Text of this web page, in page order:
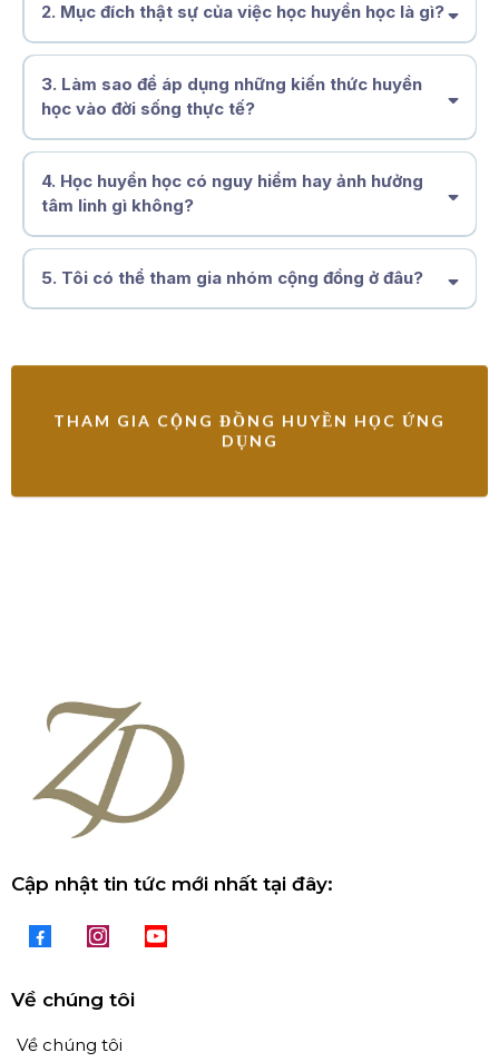
hiểu mình, hiểu
thời vận và ra quyết định đúng lúc, đúng cách.
2. Mục đích thật sự của việc học huyền học là gì?
nhìn rõ mối liên kết giữa thiên thời – địa lợi –
sống
tỉnh thức, chủ động và thuận với quy luật tự nhiên
3. Làm sao để áp dụng những kiến thức huyền
học vào đời sống thực tế?
mỗi ngày.
4. Học huyền học có nguy hiểm hay ảnh hưởng
tâm linh gì không?
một hệ thống tri thức về quy luật tự nhiên và con người.
an toàn, lành mạnh và giúp bạn phát
5. Tôi có thể tham gia nhóm cộng đồng ở đâu?
các chương trình sắp tới.
THAM GIA CỘNG ĐỒNG HUYỀN HỌC ỨNG
DỤNG
Cập nhật tin tức mới nhất tại đây:
Về chúng tôi
Về chúng tôi